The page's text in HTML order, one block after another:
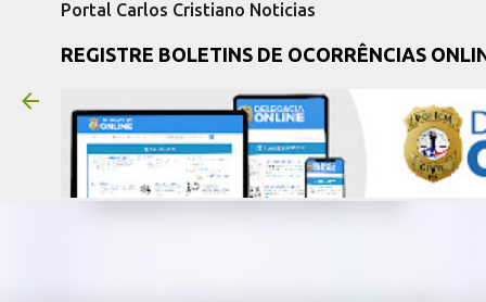
Portal Carlos Cristiano Noticias
REGISTRE BOLETINS DE OCORRÊNCIAS